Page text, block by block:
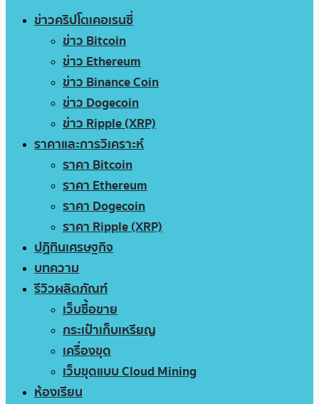
ข่าวคริปโตเคอเรนซี่
ข่าว Bitcoin
ข่าว Ethereum
ข่าว Binance Coin
ข่าว Dogecoin
ข่าว Ripple (XRP)
ราคาและการวิเคราะห์
ราคา Bitcoin
ราคา Ethereum
ราคา Dogecoin
ราคา Ripple (XRP)
ปฏิทินเศรษฐกิจ
บทความ
รีวิวผลิตภัณฑ์
เว็บซื้อขาย
กระเป๋าเก็บเหรียญ
เครื่องขุด
เว็บขุดแบบ Cloud Mining
ห้องเรียน